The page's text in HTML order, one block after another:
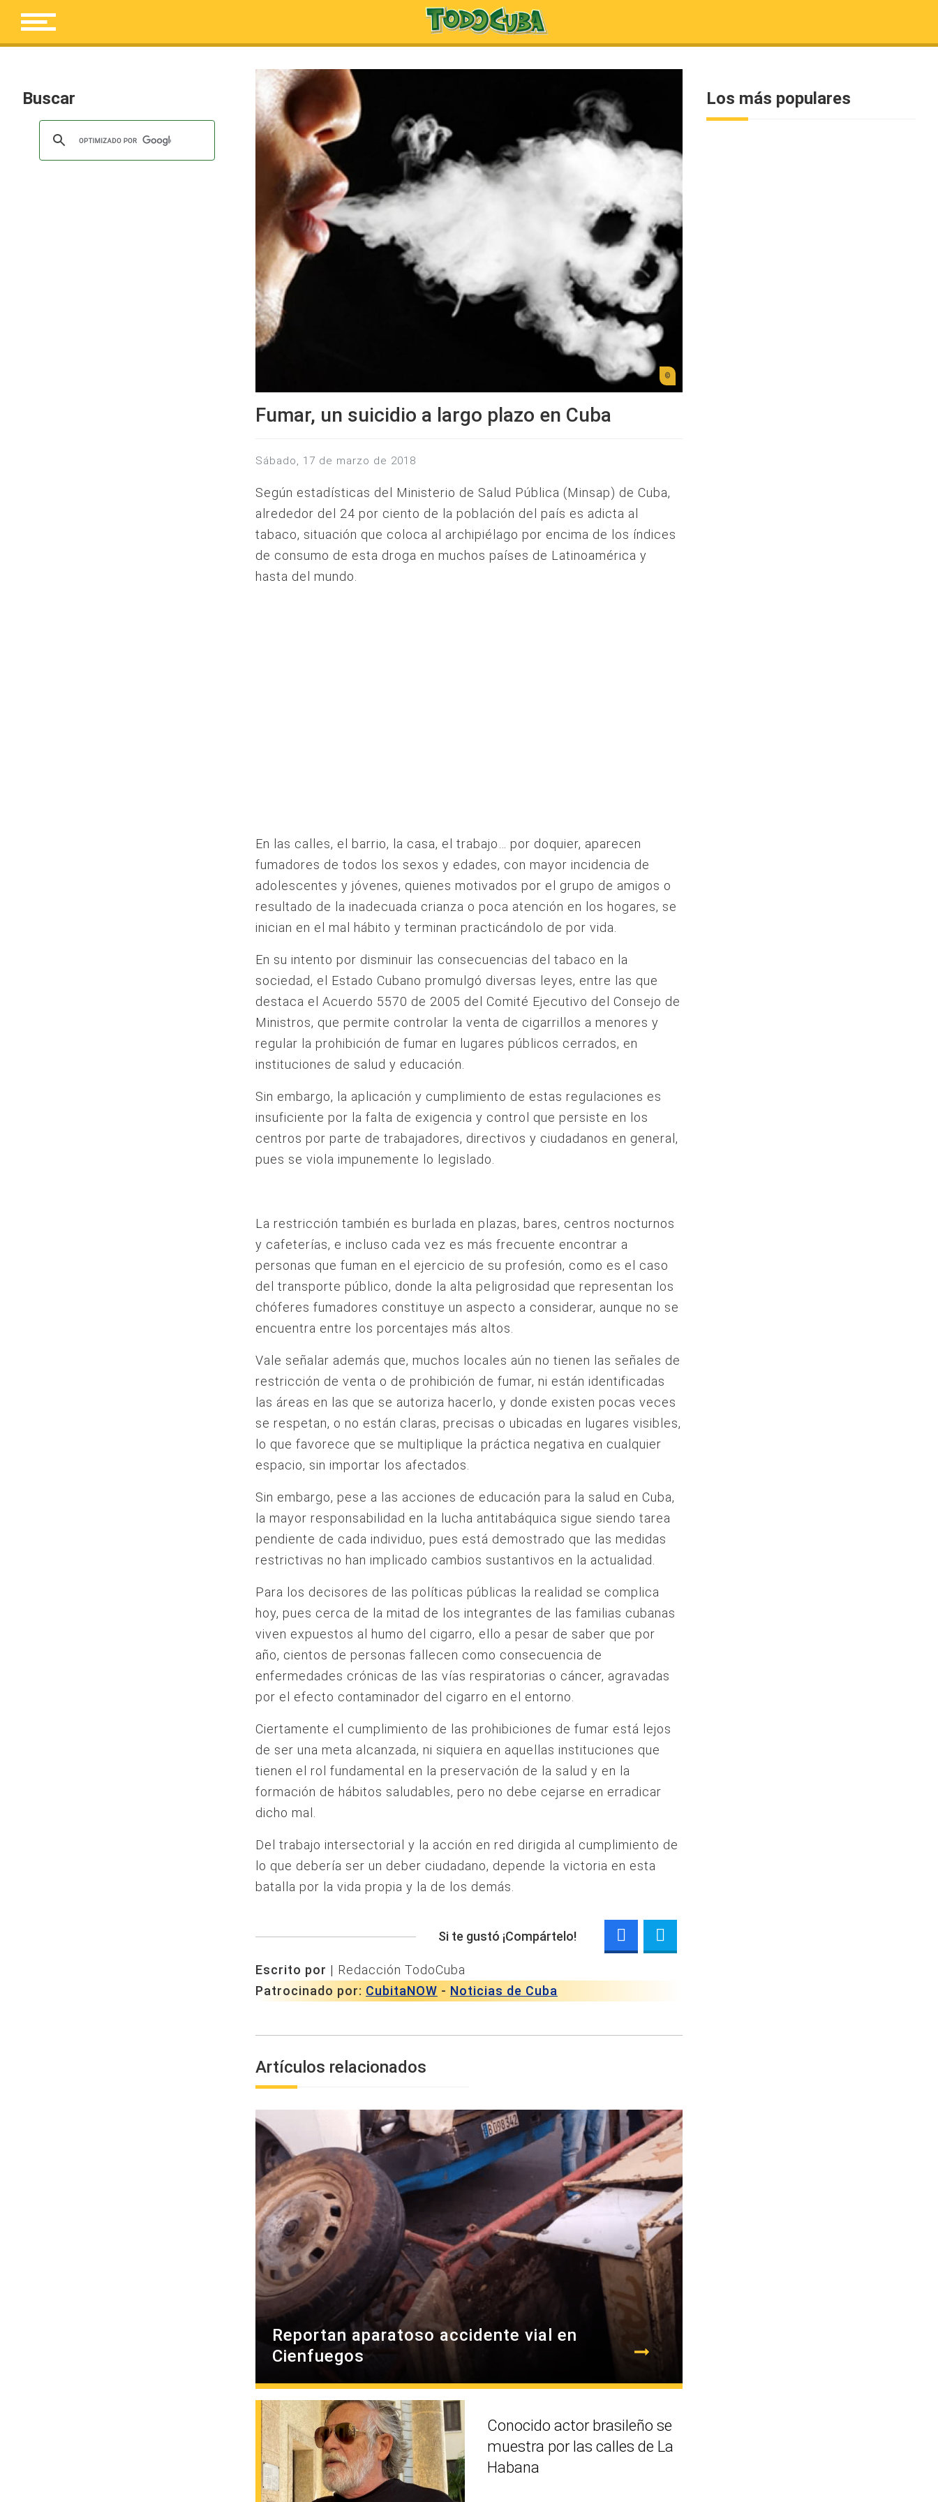
Buscar
Fumar, un suicidio a largo plazo en Cuba
sábado, 17 de marzo de 2018
Según estadísticas del Ministerio de Salud Pública (Minsap) de Cuba,
alrededor del 24 por ciento de la población del país es adicta al
tabaco, situación que coloca al archipiélago por encima de los índices
de consumo de esta droga en muchos países de Latinoamérica y
hasta del mundo.
En las calles, el barrio, la casa, el trabajo… por doquier, aparecen
fumadores de todos los sexos y edades, con mayor incidencia de
adolescentes y jóvenes, quienes motivados por el grupo de amigos o
resultado de la inadecuada crianza o poca atención en los hogares, se
inician en el mal hábito y terminan practicándolo de por vida.
En su intento por disminuir las consecuencias del tabaco en la
sociedad, el Estado Cubano promulgó diversas leyes, entre las que
destaca el Acuerdo 5570 de 2005 del Comité Ejecutivo del Consejo de
Ministros, que permite controlar la venta de cigarrillos a menores y
regular la prohibición de fumar en lugares públicos cerrados, en
instituciones de salud y educación.
Sin embargo, la aplicación y cumplimiento de estas regulaciones es
insuficiente por la falta de exigencia y control que persiste en los
centros por parte de trabajadores, directivos y ciudadanos en general,
pues se viola impunemente lo legislado.
La restricción también es burlada en plazas, bares, centros nocturnos
y cafeterías, e incluso cada vez es más frecuente encontrar a
personas que fuman en el ejercicio de su profesión, como es el caso
del transporte público, donde la alta peligrosidad que representan los
chóferes fumadores constituye un aspecto a considerar, aunque no se
encuentra entre los porcentajes más altos.
Vale señalar además que, muchos locales aún no tienen las señales de
restricción de venta o de prohibición de fumar, ni están identificadas
las áreas en las que se autoriza hacerlo, y donde existen pocas veces
se respetan, o no están claras, precisas o ubicadas en lugares visibles,
lo que favorece que se multiplique la práctica negativa en cualquier
espacio, sin importar los afectados.
Sin embargo, pese a las acciones de educación para la salud en Cuba,
la mayor responsabilidad en la lucha antitabáquica sigue siendo tarea
pendiente de cada individuo, pues está demostrado que las medidas
restrictivas no han implicado cambios sustantivos en la actualidad.
Para los decisores de las políticas públicas la realidad se complica
hoy, pues cerca de la mitad de los integrantes de las familias cubanas
viven expuestos al humo del cigarro, ello a pesar de saber que por
año, cientos de personas fallecen como consecuencia de
enfermedades crónicas de las vías respiratorias o cáncer, agravadas
por el efecto contaminador del cigarro en el entorno.
Ciertamente el cumplimiento de las prohibiciones de fumar está lejos
de ser una meta alcanzada, ni siquiera en aquellas instituciones que
tienen el rol fundamental en la preservación de la salud y en la
formación de hábitos saludables, pero no debe cejarse en erradicar
dicho mal.
Del trabajo intersectorial y la acción en red dirigida al cumplimiento de
lo que debería ser un deber ciudadano, depende la victoria en esta
batalla por la vida propia y la de los demás.
Si te gustó ¡Compártelo!
Escrito por | Redacción TodoCuba
Patrocinado por: CubitaNOW - Noticias de Cuba
Artículos relacionados
Reportan aparatoso accidente vial en
Cienfuegos
Conocido actor brasileño se
muestra por las calles de La
Habana
Los más populares